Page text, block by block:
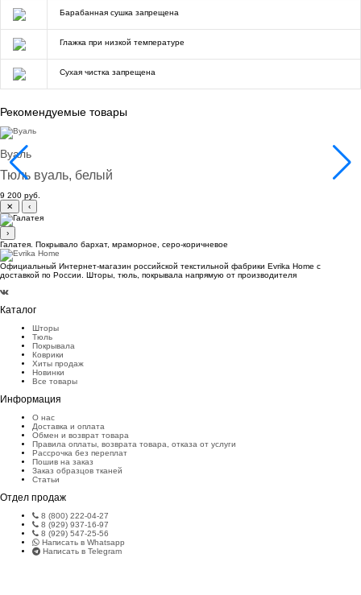
Барабанная сушка запрещена
Глажка при низкой температуре
Сухая чистка запрещена
Рекомендуемые товары
Вуаль
Тюль вуаль, белый
9 200 руб.
✕
‹
›
Галатея. Покрывало бархат, мраморное, серо-коричневое
Официальный Интернет-магазин российской текстильной фабрики Evrika Home c
доставкой по России. Шторы, тюль, покрывала напрямую от производителя
Каталог
Шторы
Тюль
Покрывала
Коврики
Хиты продаж
Новинки
Все товары
Информация
О нас
Доставка и оплата
Обмен и возврат товара
Правила оплаты, возврата товара, отказа от услуги
Рассрочка без переплат
Пошив на заказ
Заказ образцов тканей
Статьи
Отдел продаж
8 (800) 222-04-27
8 (929) 937-16-97
8 (929) 547-25-56
Написать в Whatsapp
Написать в Telegram